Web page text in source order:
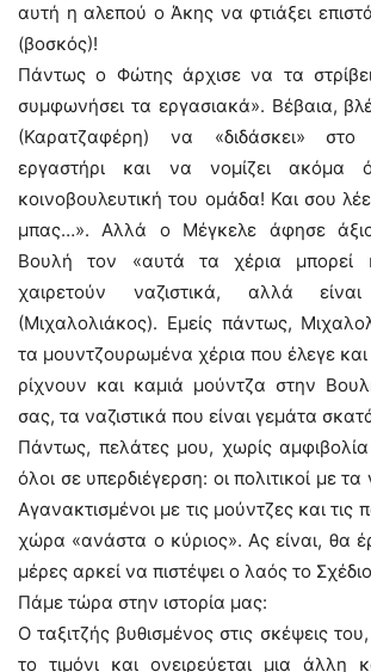
αυτή η αλεπού ο Άκης να φτιάξει
(βοσκός)!
Πάντως ο Φώτης άρχισε να τα
συμφωνήσει τα εργασιακά». Βέβαια,
(Καρατζαφέρη) να «διδάσκει» στο
εργαστήρι και να νομίζει ακόμα
κοινοβουλευτική του ομάδα! Και σου
μπας…». Αλλά ο Μέγκελε άφησε
Βουλή τον «αυτά τα χέρια
χαιρετούν ναζιστικά, αλλά
(Μιχαλολιάκος). Εμείς πάντως,
τα μουντζουρωμένα χέρια που έλεγε
ρίχνουν και καμιά μούντζα στην
σας, τα ναζιστικά που είναι γεμάτα
Πάντως, πελάτες μου, χωρίς
όλοι σε υπερδιέγερση: οι πολιτικοί με
Αγανακτισμένοι με τις μούντζες και τις
χώρα «ανάστα ο κύριος». Ας είναι, θα
μέρες αρκεί να πιστέψει ο λαός το
Πάμε τώρα στην ιστορία μας:
Ο ταξιτζής βυθισμένος στις σκέψεις
το τιμόνι και ονειρεύεται μια άλλη